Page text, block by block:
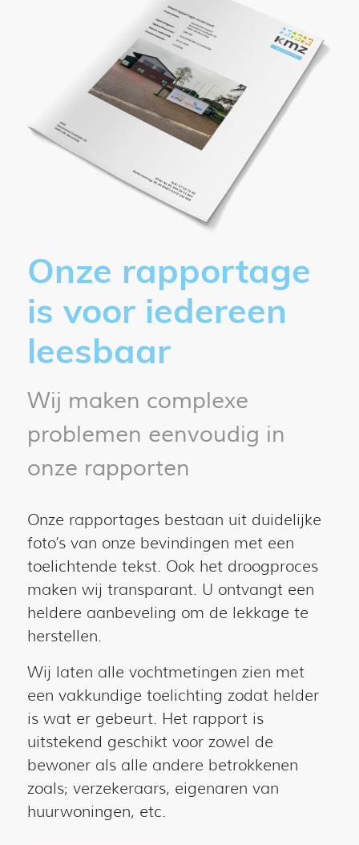
Onze rapportage
is voor iedereen
leesbaar
Wij maken complexe
problemen eenvoudig in
onze rapporten
Onze rapportages bestaan uit duidelijke
foto’s van onze bevindingen met een
toelichtende tekst. Ook het droogproces
maken wij transparant. U ontvangt een
heldere aanbeveling om de lekkage te
herstellen.
Wij laten alle vochtmetingen zien met
een vakkundige toelichting zodat helder
is wat er gebeurt. Het rapport is
uitstekend geschikt voor zowel de
bewoner als alle andere betrokkenen
zoals; verzekeraars, eigenaren van
huurwoningen, etc.